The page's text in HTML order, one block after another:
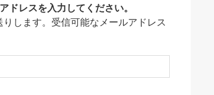
レスを入力してください。
します。受信可能なメールアドレス